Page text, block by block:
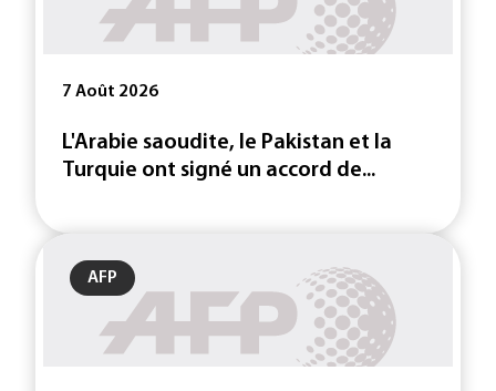
7 Août 2026
L'Arabie saoudite, le Pakistan et la
Turquie ont signé un accord de...
AFP